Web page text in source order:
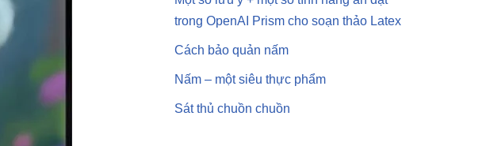
trong OpenAI Prism cho soạn thảo Latex
Cách bảo quản nấm
Nấm – một siêu thực phẩm
Sát thủ chuồn chuồn